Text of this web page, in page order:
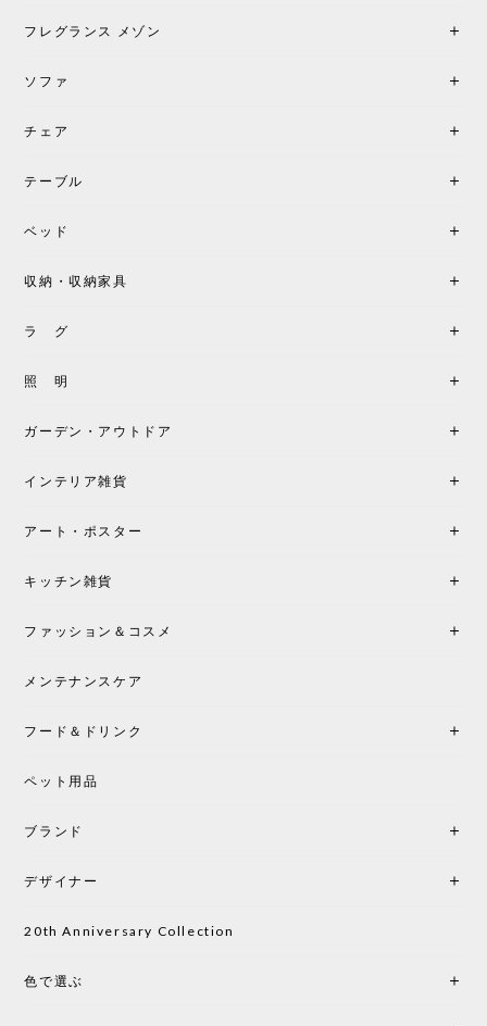
フレグランス メゾン
ソファ
チェア
テーブル
ベッド
収納・収納家具
ラ グ
照 明
ガーデン・アウトドア
インテリア雑貨
アート・ポスター
キッチン雑貨
ファッション＆コスメ
メンテナンスケア
フード＆ドリンク
ペット用品
ブランド
デザイナー
20th Anniversary Collection
色で選ぶ